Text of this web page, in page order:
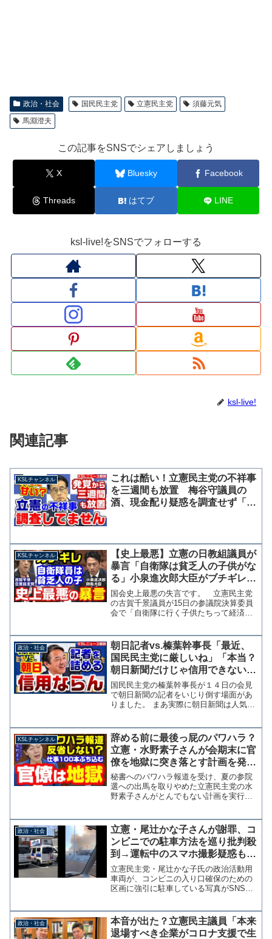
政治・社会 国民民主党 立憲民主党
須藤元気
馬淵澄夫
この記事をSNSでシェアしましょう
X Bluesky Facebook
Threads はてブ LINE
ksl-live!をSNSでフォローする
ksl-live!
関連記事
KSLチャンネル
これは酷い！立憲民主党の不祥事
を三週間も放置 梅谷守議員の
酒、現金配り疑惑を調査せず「本
KSLチャンネル
【史上最悪】立憲の日教組議員が
暴言「自衛隊は貧乏人の子供がな
る」小泉進次郎大臣がブチギレ抗
議！議員辞職待ったなしか？
【KSLチャンネル】
国会史上最悪の失言です。 立憲民主党
の古賀千景議員が15日の参議院決算委員
会で「自衛隊に行く子供たちって経済的
と感情的に発言し、小泉進次郎防衛大臣
から抗議を受けました。...
政治・社会
朝日記者vs.榛葉幹事長「最近、
国民民主党に厳しいね」「本当？
朝日新聞だけじゃ信用できない」
徹底的にイジリ倒す【KSLチャン
ネル】
国民民主党の榛葉幹事長が１４日の会見
で朝日新聞の記者をいじり倒す場面があ
りました。 まあ実際に朝日新聞は人気の
顔でやり取りできるのが榛葉さんのいい
ところです。そう考える...
KSLチャンネル
辞める前に最後っ屁のパワハラ？
立憲・水野素子さんが会期末に官
僚を地獄に突き落とす計画を発表
「質問主意書100本提出する」
【KSLチャンネル】
秘書へのパワハラ報道を受け、夏の参院
選への出馬を取りやめた立憲民主党の水
野素子さんがとんでもない計画を実行し
が、なんと官僚の業務負担が大きいとさ
れる質問主意書をこれから...
政治・社会
立憲・尾辻かな子さんが謝罪、コ
ンビニでの駐車方法を巡り批判殺
到→運転中のスマホ撮影疑惑も指
摘されるがこちらは要審議？
立憲民主党・尾辻かな子氏の政治活動用
車両が、コンビニの入り口確保のための
区画に強引に駐車している写真がSNSで
緊急にトイレに行く必要がありこのよう
な駐車となってしまいま...
政治・社会
本音が出た？立憲民主議員「本来
退場すべき企業がコロナ支援で生